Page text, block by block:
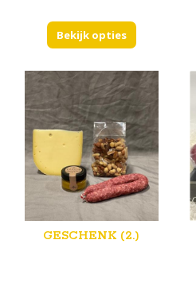
tot
Bekijk opties
GESCHENK (2.)